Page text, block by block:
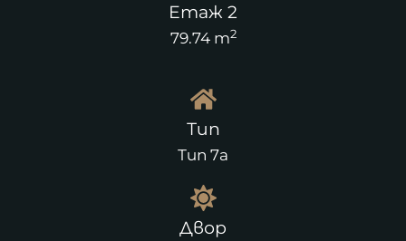
Етаж 2
79.74 m2
Тип
Тип 7а
Двор